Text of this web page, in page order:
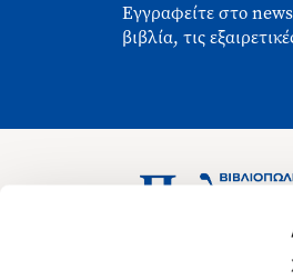
Εγγραφείτε στο
βιβλία, τις
Ασκληπιού 1-3, Αθήνα